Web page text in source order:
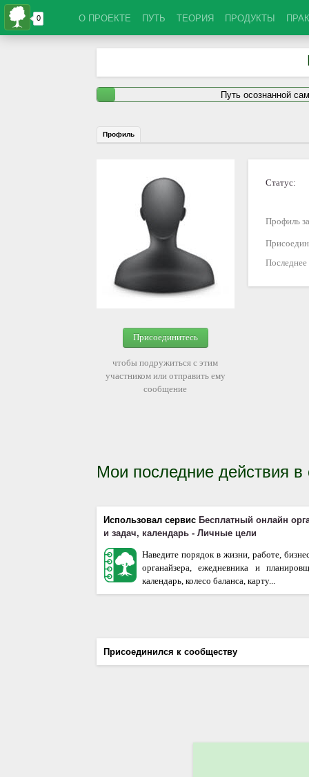
О ПРОЕКТЕ ПУТЬ ТЕОРИЯ ПРОДУКТЫ
Путь осознанной
Профиль
Присоединитесь
чтобы подружиться с этим
участником или отправить ему
сообщение
Статус:
Профиль
Мои последние действия
Использовал сервис Бесплатный онлайн
и задач, календарь - Личные цели
Наведите порядок в жизни, работе,
органайзера, ежедневника и
календарь, колесо баланса, карту...
Присоединился к сообществу